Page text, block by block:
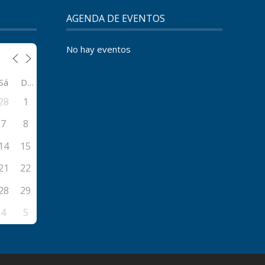
Do
1
7
8
15
22
29
4
5
AGENDA DE EVENTOS
No hay eventos